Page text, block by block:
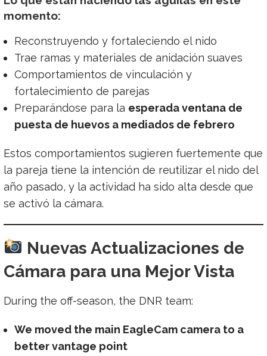
momento:
Reconstruyendo y fortaleciendo el nido
Trae ramas y materiales de anidación suaves
Comportamientos de vinculación y
fortalecimiento de parejas
Preparándose para la esperada ventana de
puesta de huevos a mediados de febrero
Estos comportamientos sugieren fuertemente que
la pareja tiene la intención de reutilizar el nido del
año pasado, y la actividad ha sido alta desde que
se activó la cámara.
Nuevas Actualizaciones de
Cámara para una Mejor Vista
During the off-season, the DNR team:
We moved the main EagleCam camera to a
better vantage point